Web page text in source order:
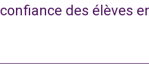
confiance des élèves